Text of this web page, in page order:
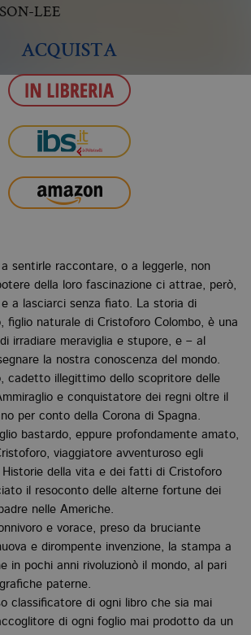
LEE
ACQUISTA
sentirle raccontare, o a leggerle, non
della loro fascinazione ci attrae, però,
a lasciarci senza fiato. La storia di
figlio naturale di Cristoforo Colombo, è una
irradiare meraviglia e stupore, e – al
la nostra conoscenza del mondo.
cadetto illegittimo dello scopritore delle
e conquistatore dei regni oltre il
per conto della Corona di Spagna.
bastardo, eppure profondamente amato,
viaggiatore avventuroso egli
della vita e dei fatti di Cristoforo
il resoconto delle alterne fortune dei
nelle Americhe.
e vorace, preso da bruciante
e dirompente invenzione, la stampa a
in pochi anni rivoluzionò il mondo, al pari
paterne.
classificatore di ogni libro che sia mai
di ogni foglio mai prodotto da un